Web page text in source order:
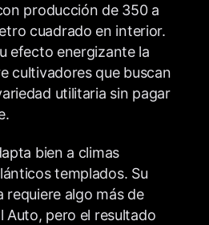
producción de 350 a
cuadrado en interior.
efecto energizante la
cultivadores que buscan
utilitaria sin pagar
bien a climas
templados. Su
requiere algo más de
Auto, pero el resultado